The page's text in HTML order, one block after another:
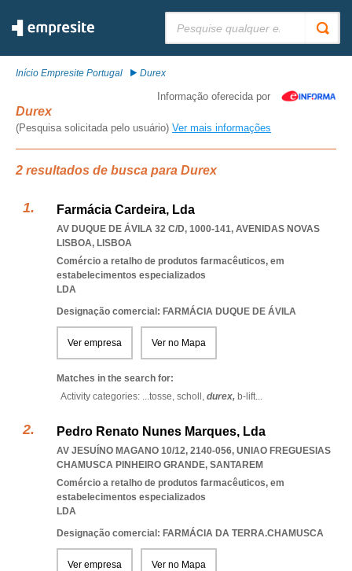
Início Empresite Portugal Durex
Informação oferecida por
Durex
(Pesquisa solicitada pelo usuário) Ver mais informações
2 resultados de busca para Durex
Farmácia Cardeira, Lda
AV DUQUE DE ÁVILA 32 C/D, 1000-141, AVENIDAS NOVAS
LISBOA, LISBOA
Comércio a retalho de produtos farmacêuticos, em
estabelecimentos especializados
LDA
Designação comercial: FARMÁCIA DUQUE DE ÁVILA
Ver empresa Ver no Mapa
Matches in the search for:
Activity categories: ...tosse, scholl, durex, b-lift...
Pedro Renato Nunes Marques, Lda
AV JESUÍNO MAGANO 10/12, 2140-056, UNIAO FREGUESIAS
CHAMUSCA PINHEIRO GRANDE, SANTAREM
Comércio a retalho de produtos farmacêuticos, em
estabelecimentos especializados
LDA
Designação comercial: FARMÁCIA DA TERRA.CHAMUSCA
Ver empresa Ver no Mapa